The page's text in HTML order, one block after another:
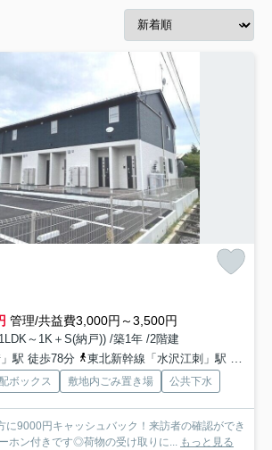
管理/共益費3,000円～3,500円
～1K＋S(納戸)) /築1年 /2階建
駅 徒歩78分
東北新幹線「水沢江刺」駅 徒歩79分
ボックス 敷地内ごみ置き場 公共下水
に9000円キャッシュバック！来訪者の確認ができ
ホン付きです◎荷物の受け取りに... もっと見る